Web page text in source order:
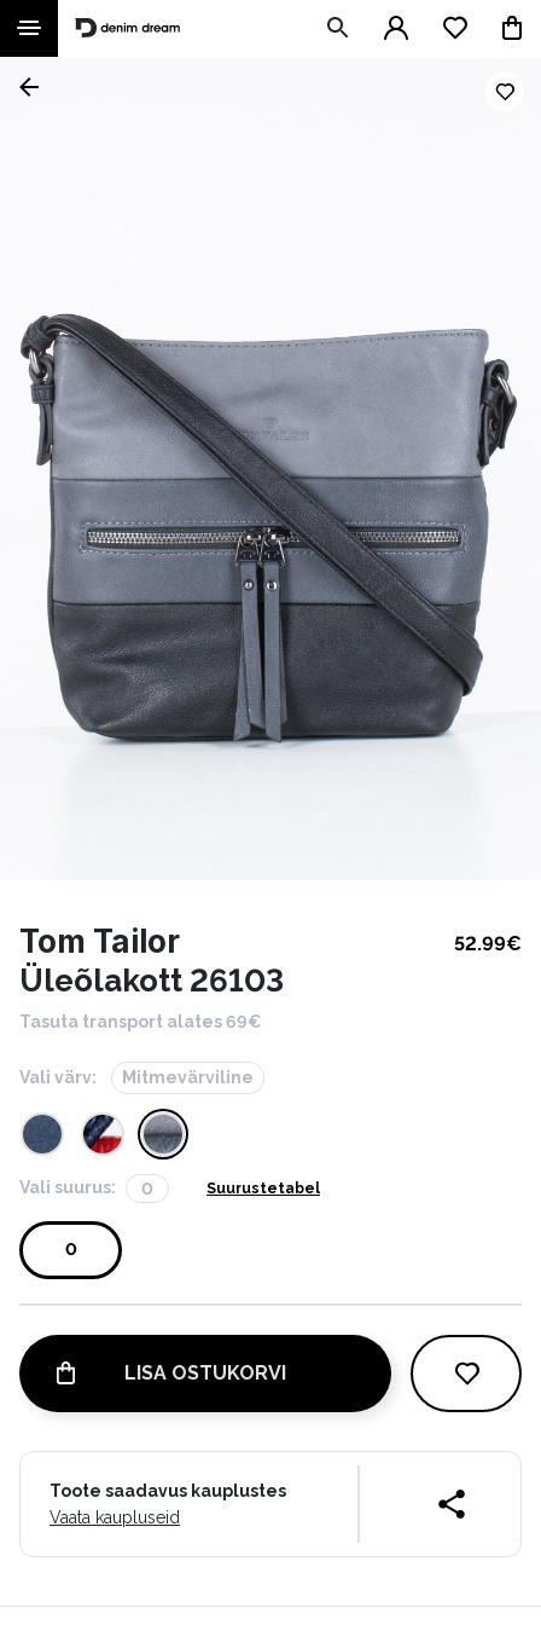
Tom Tailor 52.99€
Üleõlakott 26103
Tasuta transport alates 69€
Vali värv: Mitmevärviline
Vali suurus: 0 Suurustetabel
0
LISA OSTUKORVI
Toote saadavus kauplustes
Vaata kaupluseid